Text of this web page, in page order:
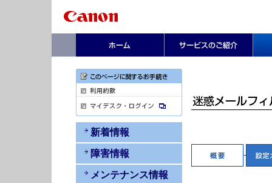
新着情報
障害情報
メンテナンス情報